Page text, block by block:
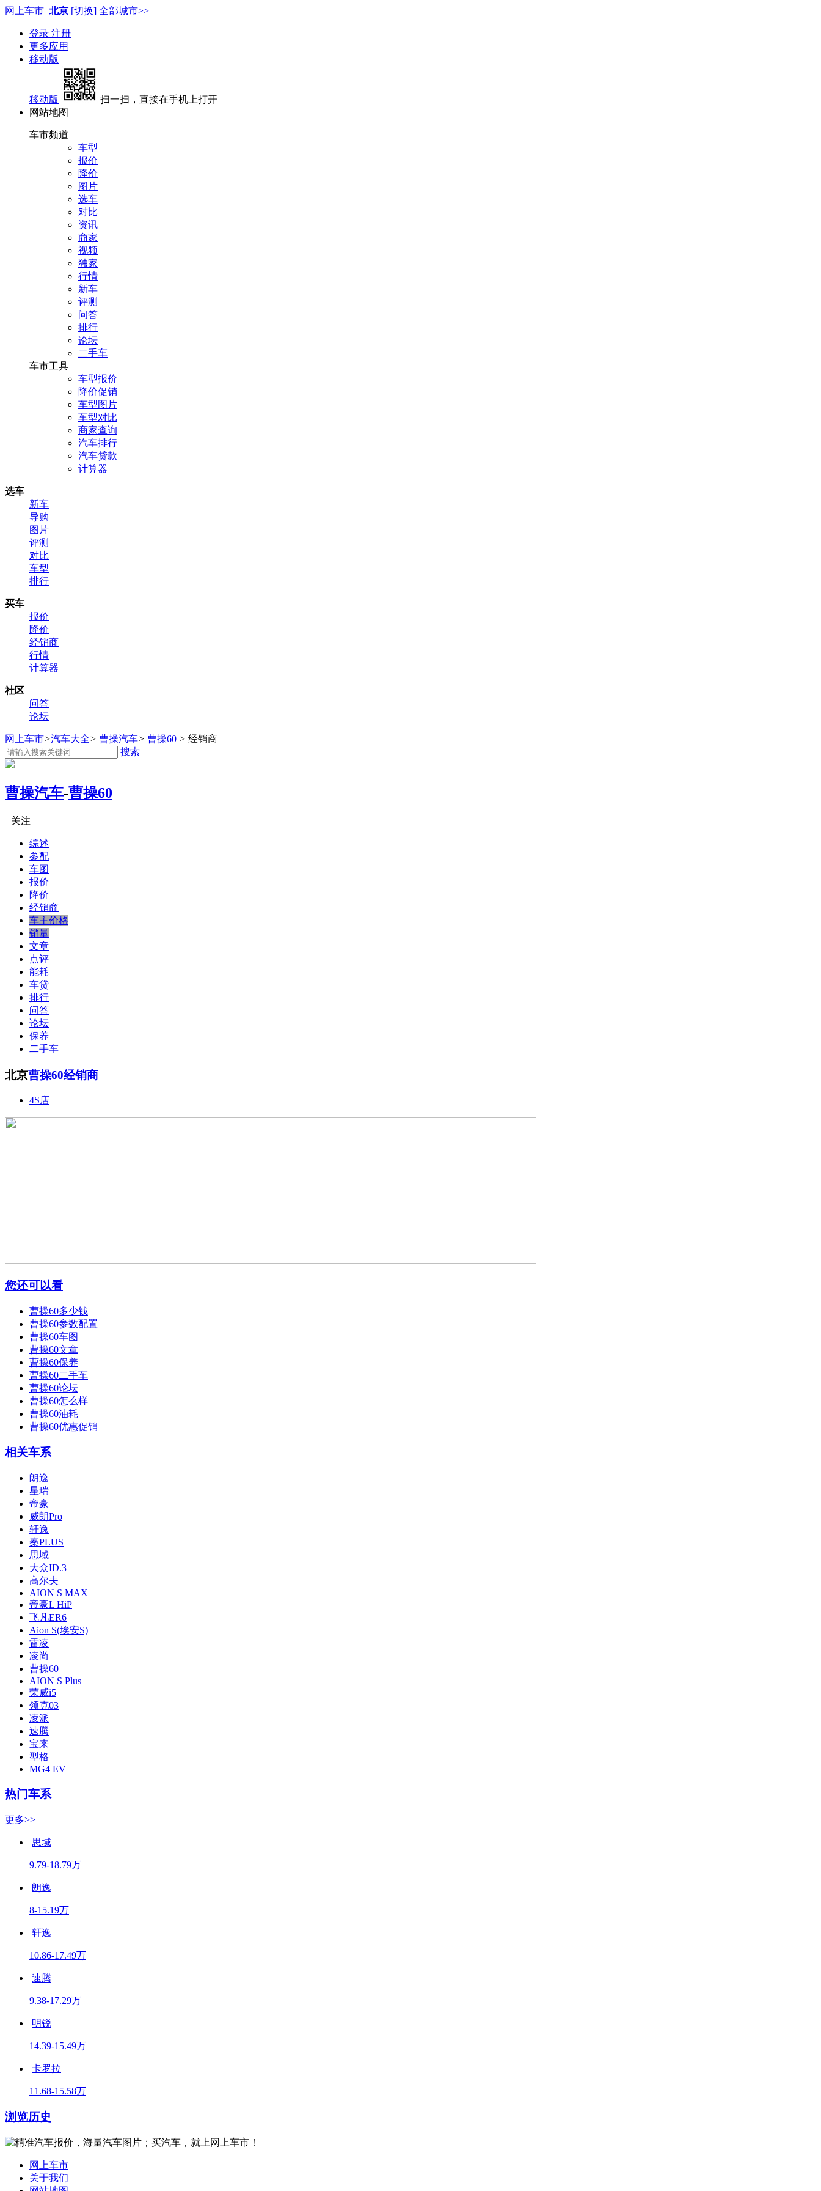
网上车市 北京 [切换] 全部城市>>
登录 注册
更多应用
移动版
移动版
扫一扫，直接在手机上打开
网站地图
车市频道
车型
报价
降价
图片
选车
对比
资讯
商家
视频
独家
行情
新车
评测
问答
排行
论坛
二手车
车市工具
车型报价
降价促销
车型图片
车型对比
商家查询
汽车排行
汽车贷款
计算器
选车
新车
导购
图片
评测
对比
车型
排行
买车
报价
降价
经销商
行情
计算器
社区
问答
论坛
网上车市>汽车大全> 曹操汽车> 曹操60 > 经销商
搜索
曹操汽车-曹操60
关注
综述
参配
车图
报价
降价
经销商
车主价格
销量
文章
点评
能耗
车贷
排行
问答
论坛
保养
二手车
北京曹操60经销商
4S店
您还可以看
曹操60多少钱
曹操60参数配置
曹操60车图
曹操60文章
曹操60保养
曹操60二手车
曹操60论坛
曹操60怎么样
曹操60油耗
曹操60优惠促销
相关车系
朗逸
星瑞
帝豪
威朗Pro
轩逸
秦PLUS
思域
大众ID.3
高尔夫
AION S MAX
帝豪L HiP
飞凡ER6
Aion S(埃安S)
雷凌
凌尚
曹操60
AION S Plus
荣威i5
领克03
凌派
速腾
宝来
型格
MG4 EV
热门车系
更多>>
思域
9.79-18.79万
朗逸
8-15.19万
轩逸
10.86-17.49万
速腾
9.38-17.29万
明锐
14.39-15.49万
卡罗拉
11.68-15.58万
浏览历史
网上车市
关于我们